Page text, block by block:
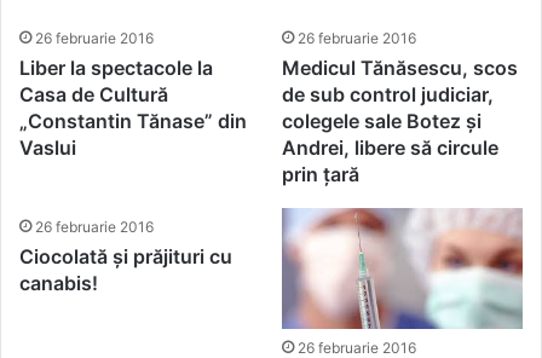
26 februarie 2016
Liber la spectacole la
Casa de Cultură
„Constantin Tănase” din
Vaslui
26 februarie 2016
Medicul Tănăsescu, scos
de sub control judiciar,
colegele sale Botez și
Andrei, libere să circule
prin țară
26 februarie 2016
Ciocolată și prăjituri cu
canabis!
26 februarie 2016